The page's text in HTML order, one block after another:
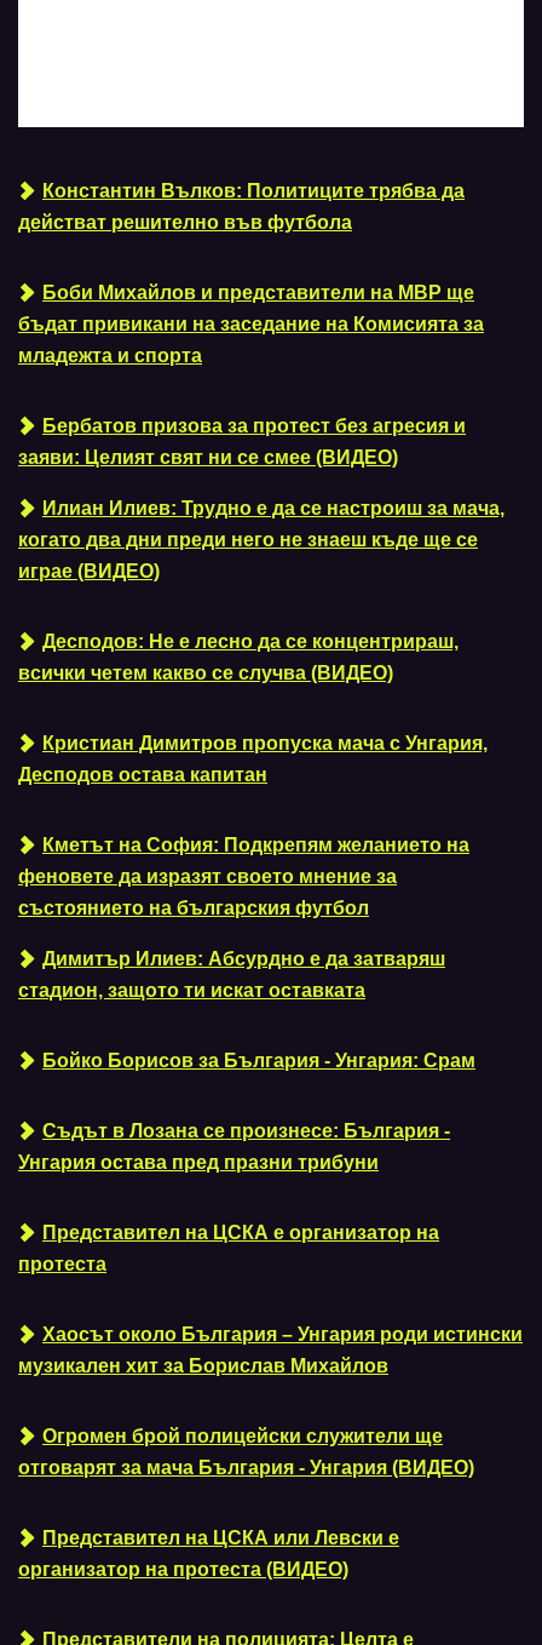
Константин Вълков: Политиците трябва да
действат решително във футбола
Боби Михайлов и представители на МВР ще
бъдат привикани на заседание на Комисията за
младежта и спорта
Бербатов призова за протест без агресия и
заяви: Целият свят ни се смее (ВИДЕО)
Илиан Илиев: Трудно е да се настроиш за мача,
когато два дни преди него не знаеш къде ще се
играе (ВИДЕО)
Десподов: Не е лесно да се концентрираш,
всички четем какво се случва (ВИДЕО)
Кристиан Димитров пропуска мача с Унгария,
Десподов остава капитан
Кметът на София: Подкрепям желанието на
феновете да изразят своето мнение за
състоянието на българския футбол
Димитър Илиев: Абсурдно е да затваряш
стадион, защото ти искат оставката
Бойко Борисов за България - Унгария: Срам
Съдът в Лозана се произнесе: България -
Унгария остава пред празни трибуни
Представител на ЦСКА е организатор на
протеста
Хаосът около България – Унгария роди истински
музикален хит за Борислав Михайлов
Огромен брой полицейски служители ще
отговарят за мача България - Унгария (ВИДЕО)
Представител на ЦСКА или Левски е
организатор на протеста (ВИДЕО)
Представители на полицията: Целта е